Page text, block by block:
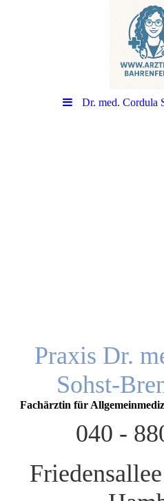
Dr. med. Cordula
Praxis Dr.
Sohst-
Fachärztin für
040 -